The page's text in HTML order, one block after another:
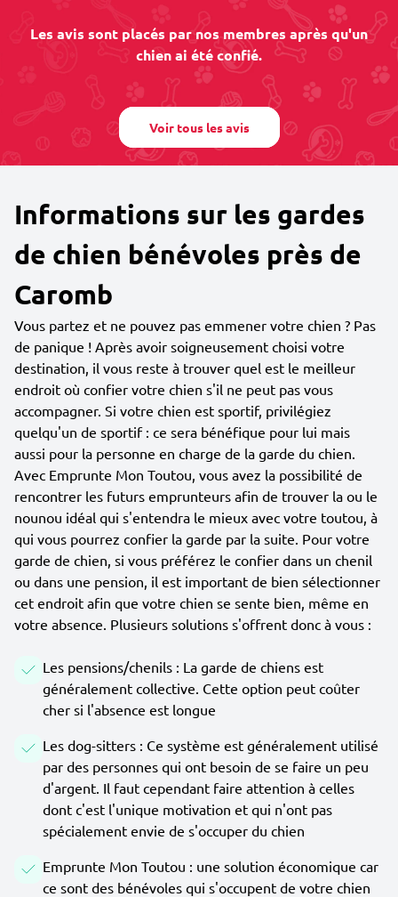
Les avis sont placés par nos membres après qu'un
chien ai été confié.
Voir tous les avis
Informations sur les gardes
de chien bénévoles près de
Caromb
Vous partez et ne pouvez pas emmener votre chien ? Pas
de panique ! Après avoir soigneusement choisi votre
destination, il vous reste à trouver quel est le meilleur
endroit où confier votre chien s'il ne peut pas vous
accompagner. Si votre chien est sportif, privilégiez
quelqu'un de sportif : ce sera bénéfique pour lui mais
aussi pour la personne en charge de la garde du chien.
Avec Emprunte Mon Toutou, vous avez la possibilité de
rencontrer les futurs emprunteurs afin de trouver la ou le
nounou idéal qui s'entendra le mieux avec votre toutou, à
qui vous pourrez confier la garde par la suite. Pour votre
garde de chien, si vous préférez le confier dans un chenil
ou dans une pension, il est important de bien sélectionner
cet endroit afin que votre chien se sente bien, même en
votre absence. Plusieurs solutions s'offrent donc à vous :
Les pensions/chenils : La garde de chiens est
généralement collective. Cette option peut coûter
cher si l'absence est longue
Les dog-sitters : Ce système est généralement utilisé
par des personnes qui ont besoin de se faire un peu
d'argent. Il faut cependant faire attention à celles
dont c'est l'unique motivation et qui n'ont pas
spécialement envie de s'occuper du chien
Emprunte Mon Toutou : une solution économique car
ce sont des bénévoles qui s'occupent de votre chien